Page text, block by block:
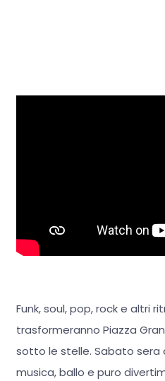
Funk, soul, pop, rock e altri
trasformeranno Piazza
sotto le stelle. Sabato sera
musica, ballo e puro